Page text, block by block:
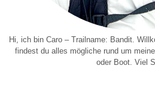
Hi, ich bin Caro – Trailname: Bandit.
findest du alles mögliche rund um
oder Boot. Viel